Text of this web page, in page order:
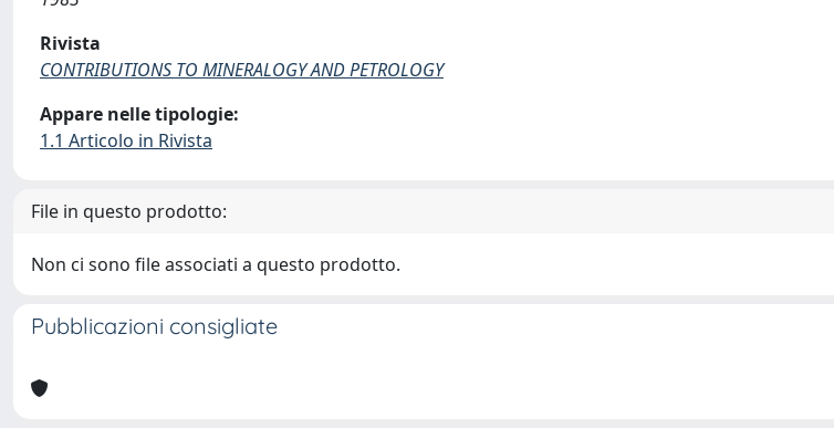
Rivista
CONTRIBUTIONS TO MINERALOGY AND PETROLOGY
Appare nelle tipologie:
1.1 Articolo in Rivista
File in questo prodotto:
Non ci sono file associati a questo prodotto.
Pubblicazioni consigliate